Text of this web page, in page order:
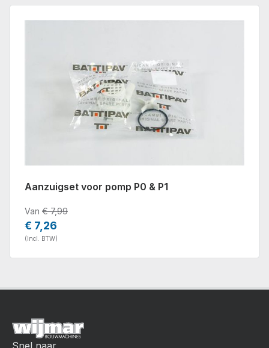
Aanzuigset voor pomp P0 & P1
Van € 7,99
€ 7,26
(Incl. BTW)